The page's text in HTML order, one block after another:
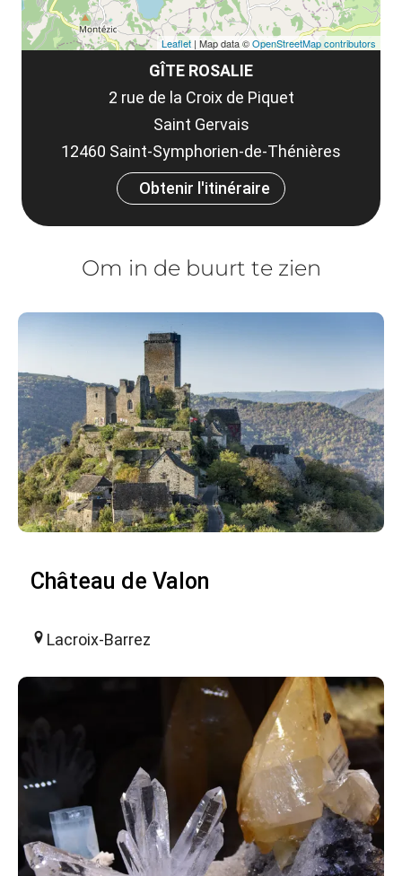
GÎTE ROSALIE
2 rue de la Croix de Piquet
Saint Gervais
12460 Saint-Symphorien-de-Thénières
Obtenir l'itinéraire
Leaflet | Map data ©OpenStreetMap contributors
Om in de buurt te zien
Château de Valon
Lacroix-Barrez